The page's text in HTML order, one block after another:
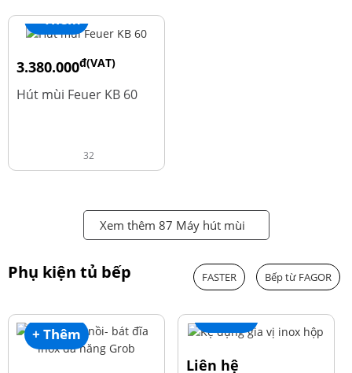
+ Thêm
3.380.000đ(VAT)
Hút mùi Feuer KB 60
32
Xem thêm 87 Máy hút mùi
Phụ kiện tủ bếp FASTER Bếp từ FAGOR
+ Thêm
+ Thêm
Liên hệ